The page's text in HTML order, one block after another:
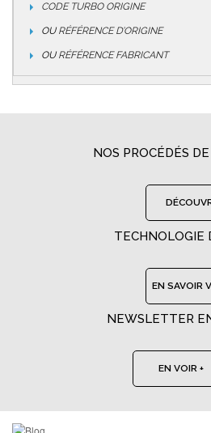
CODE TURBO ORIGINE
OURÉFÉRENCE D’ORIGINE
OURÉFÉRENCE FABRICANT
NOS PROCÉDÉS
TECHNOLOGIE
EN SAVOIR
NEWSLETTER
EN VOIR +